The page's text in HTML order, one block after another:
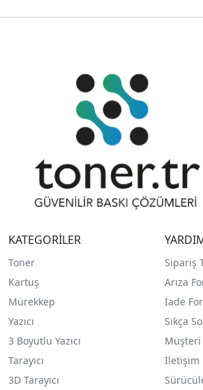
KATEGORİLER
Toner
Kartuş
Mürekkep
Yazıcı
3 Boyutlu Yazıcı
Tarayıcı
3D Tarayıcı
Sipariş
Arıza
İade
Sıkça
İletişim